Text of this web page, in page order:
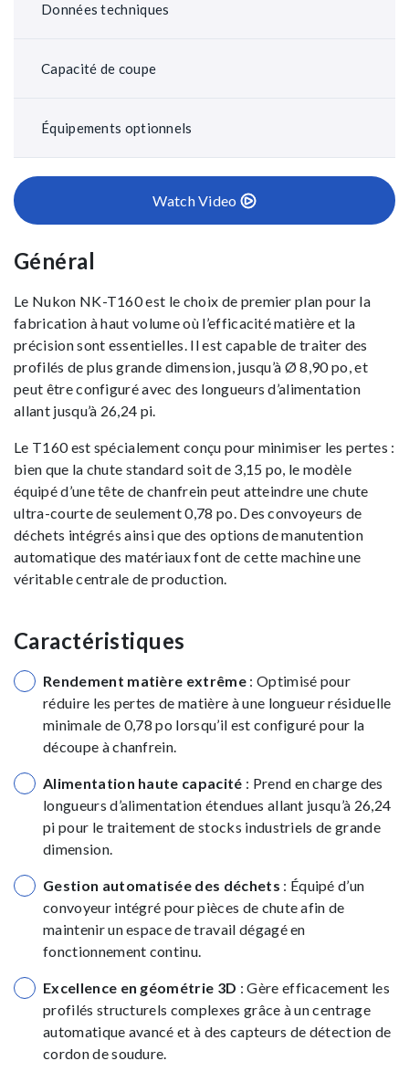
Données techniques
Capacité de coupe
Équipements optionnels
Watch Video
Général
Le Nukon NK-T160 est le choix de premier plan pour la
fabrication à haut volume où l’efficacité matière et la
précision sont essentielles. Il est capable de traiter des
profilés de plus grande dimension, jusqu’à Ø 8,90 po, et
peut être configuré avec des longueurs d’alimentation
allant jusqu’à 26,24 pi.
Le T160 est spécialement conçu pour minimiser les pertes :
bien que la chute standard soit de 3,15 po, le modèle
équipé d’une tête de chanfrein peut atteindre une chute
ultra-courte de seulement 0,78 po. Des convoyeurs de
déchets intégrés ainsi que des options de manutention
automatique des matériaux font de cette machine une
véritable centrale de production.
Caractéristiques
Rendement matière extrême : Optimisé pour
réduire les pertes de matière à une longueur résiduelle
minimale de 0,78 po lorsqu’il est configuré pour la
découpe à chanfrein.
Alimentation haute capacité : Prend en charge des
longueurs d’alimentation étendues allant jusqu’à 26,24
pi pour le traitement de stocks industriels de grande
dimension.
Gestion automatisée des déchets : Équipé d’un
convoyeur intégré pour pièces de chute afin de
maintenir un espace de travail dégagé en
fonctionnement continu.
Excellence en géométrie 3D : Gère efficacement les
profilés structurels complexes grâce à un centrage
automatique avancé et à des capteurs de détection de
cordon de soudure.